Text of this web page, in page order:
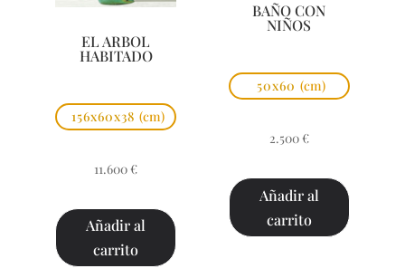
EL ARBOL
HABITADO
156x60x38 (cm)
11.600 €
Añadir al
carrito
BAÑO CON
NIÑOS
50x60 (cm)
2.500 €
Añadir al
carrito